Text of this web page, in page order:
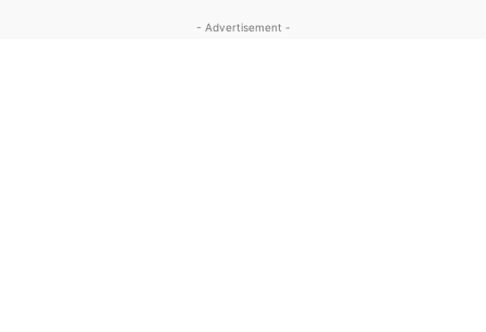
- Advertisement -